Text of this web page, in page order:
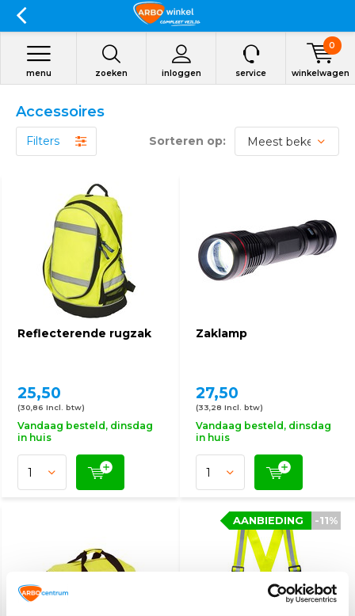
zoeken inloggen
menu service winkelwagen
0
Accessoires
Filters Sorteren op:
Reflecterende rugzak
25,50
(30,86 Incl. btw)
Vandaag besteld, dinsdag
in huis
Zaklamp
27,50
(33,28 Incl. btw)
Vandaag besteld, dinsdag
in huis
-11%
AANBIEDING